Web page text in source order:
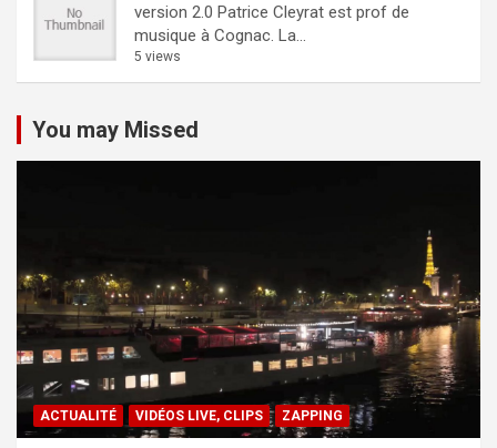
version 2.0 Patrice Cleyrat est prof de
musique à Cognac. La...
5 views
You may Missed
ACTUALITÉ VIDÉOS LIVE, CLIPS ZAPPING